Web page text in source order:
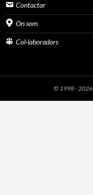
Contactar
On som
Col·laboradors
© 1998 - 2026